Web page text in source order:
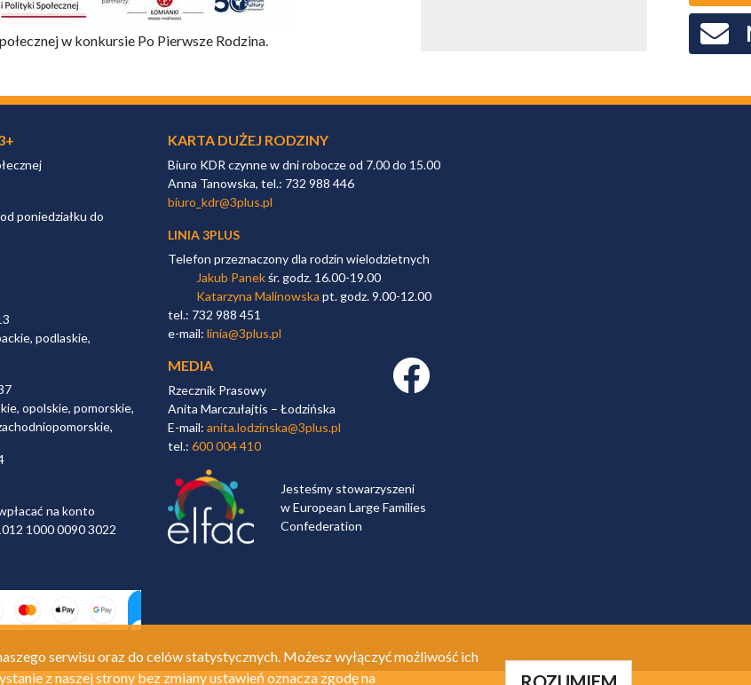
w konkursie Po Pierwsze Rodzina.
poniedziałku do
podlaskie,
opolskie, pomorskie,
na konto
1000 0090 3022
KARTA DUŻEJ RODZINY
Biuro KDR czynne w dni robocze od 7.00 do 15.00
Anna Tanowska, tel.: 732 988 446
biuro_kdr@3plus.pl
LINIA 3PLUS
Telefon przeznaczony dla rodzin wielodzietnych
Jakub Panekśr. godz. 16.00-19.00
Katarzyna Malinowska pt. godz. 9.00-12.00
tel.: 732 988 451
e-mail: linia@3plus.pl
MEDIA
Rzecznik Prasowy
Anita Marczułajtis – Łodzińska
E-mail: anita.lodzinska@3plus.pl
tel.: 600 004 410
Facebook link
Jesteśmy stowarzyszeni
w European Large Families
Confederation
serwisu oraz do celów statystycznych. Możesz wyłączyć możliwość ich
z naszej strony bez zmiany ustawień oznacza zgodę na